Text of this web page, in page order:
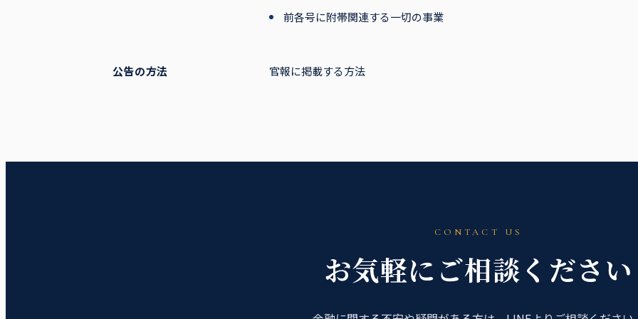
前各号に附帯関連する一切の事業
公告の方法 官報に掲載する方法
CONTACT US
お気軽にご相談ください